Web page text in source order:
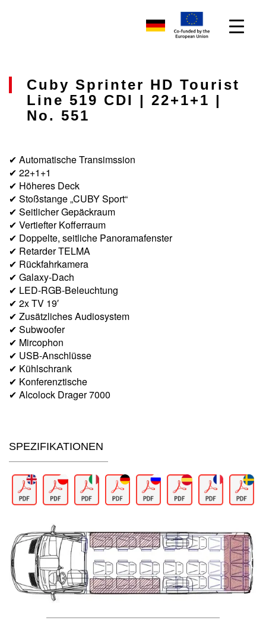
Cuby Sprinter HD Tourist
Line 519 CDI | 22+1+1 |
No. 551
✔ Automatische Transimssion
✔ 22+1+1
✔ Höheres Deck
✔ Stoßstange „CUBY Sport“
✔ Seitlicher Gepäckraum
✔ Vertiefter Kofferraum
✔ Doppelte, seitliche Panoramafenster
✔ Retarder TELMA
✔ Rückfahrkamera
✔ Galaxy-Dach
✔ LED-RGB-Beleuchtung
✔ 2x TV 19′
✔ Zusätzliches Audiosystem
✔ Subwoofer
✔ Mircophon
✔ USB-Anschlüsse
✔ Kühlschrank
✔ Konferenztische
✔ Alcolock Drager 7000
SPEZIFIKATIONEN